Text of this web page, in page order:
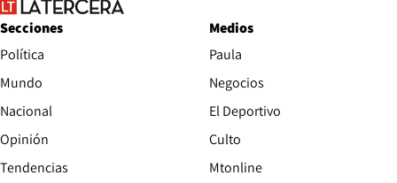
Secciones
Política
Mundo
Nacional
Opinión
Tendencias
Medios
Paula
Negocios
El Deportivo
Culto
Mtonline